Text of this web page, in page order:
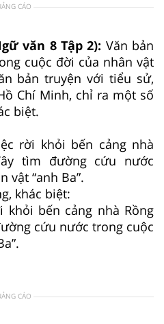
CÁO
văn 8 Tập 2): Văn bản
cuộc đời của nhân vật
bản truyện với tiểu sử,
Chí Minh, chỉ ra một số
biệt.
rời khỏi bến cảng nhà
tìm đường cứu nước
vật “anh Ba”.
khác biệt:
khỏi bến cảng nhà Rồng
cứu nước trong cuộc
CÁO